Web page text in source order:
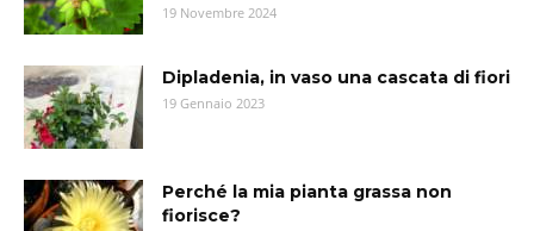
19 Novembre 2024
Dipladenia, in vaso una cascata di fiori
19 Gennaio 2023
Perché la mia pianta grassa non
fiorisce?